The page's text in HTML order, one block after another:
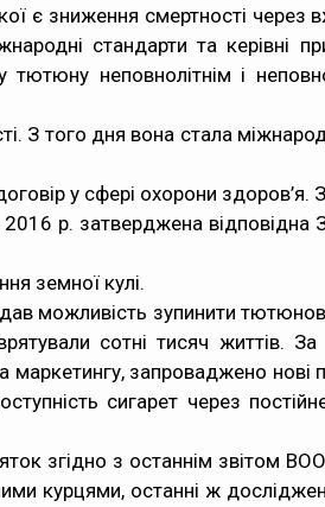
зниження смертності через
стандарти та керівні
неповнолітнім і
З того дня вона стала
у сфері охорони здоров’я.
р. затверджена
земної кулі.
можливість зупинити
сотні тисяч життів.
запроваджено нові
сигарет через
згідно з останнім звітом
курцями, останні ж